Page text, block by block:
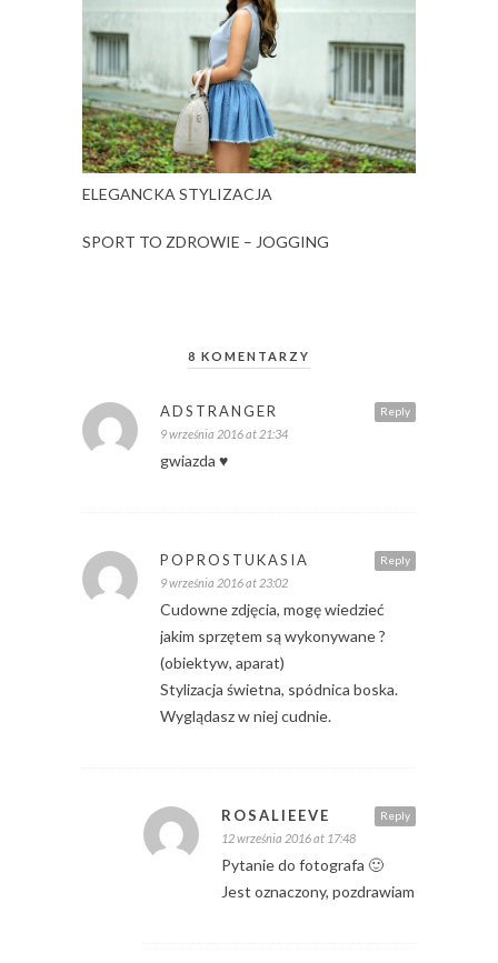
ELEGANCKA STYLIZACJA
SPORT TO ZDROWIE – JOGGING
8 KOMENTARZY
Reply
ADSTRANGER
9 września 2016 at 21:34
gwiazda ♥
Reply
POPROSTUKASIA
9 września 2016 at 23:02
Cudowne zdjęcia, mogę wiedzieć
jakim sprzętem są wykonywane ?
(obiektyw, aparat)
Stylizacja świetna, spódnica boska.
Wyglądasz w niej cudnie.
Reply
ROSALIEEVE
12 września 2016 at 17:48
Pytanie do fotografa 🙂
Jest oznaczony, pozdrawiam